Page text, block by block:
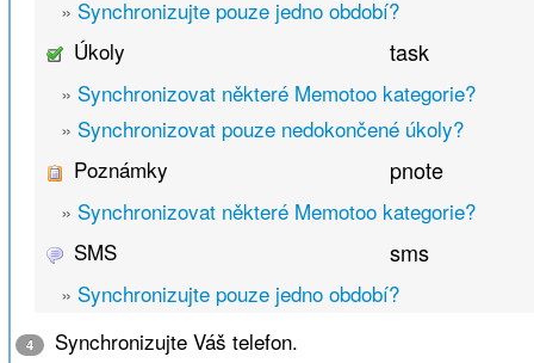
» Synchronizujte pouze jedno období?
Úkoly
task
» Synchronizovat některé Memotoo kategorie?
» Synchronizovat pouze nedokončené úkoly?
Poznámky
pnote
» Synchronizovat některé Memotoo kategorie?
SMS
sms
» Synchronizujte pouze jedno období?
4
Synchronizujte Váš telefon.